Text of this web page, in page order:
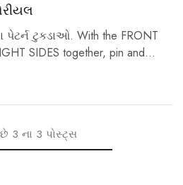
પેટર્ન ટુકડાઓ. With the FRONT
SIDES together, pin and…
3 ના 3 પોસ્ટ્સ